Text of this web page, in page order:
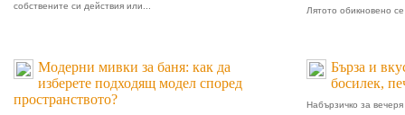
собствените си действия или...
Лятото обикновено
Модерни мивки за баня: как да
изберете подходящ модел според
пространството?
Бърза и
босилек,
Набързичко за